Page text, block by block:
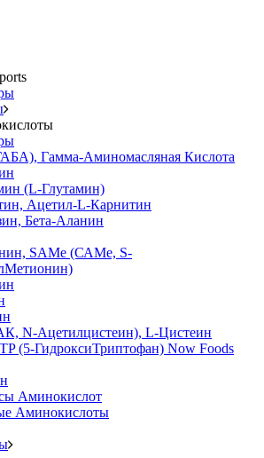
Гамма-Аминомасляная Кислота
(L-Глутамин)
Ацетил-L-Карнитин
Бета-Аланин
SAMe (САМе, S-
N-Ацетилцистеин), L-Цистеин
(5-ГидроксиТриптофан) Now Foods
Аминокислот
Аминокислоты